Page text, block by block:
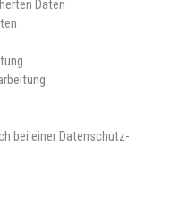
Daten
bei einer Datenschutz-